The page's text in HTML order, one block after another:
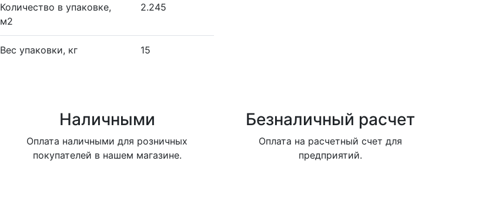
Количество в упаковке,
м2
2.245
Вес упаковки, кг 15
Наличными
Оплата наличными для розничных
покупателей в нашем магазине.
Безналичный расчет
Оплата на расчетный счет для
предприятий.